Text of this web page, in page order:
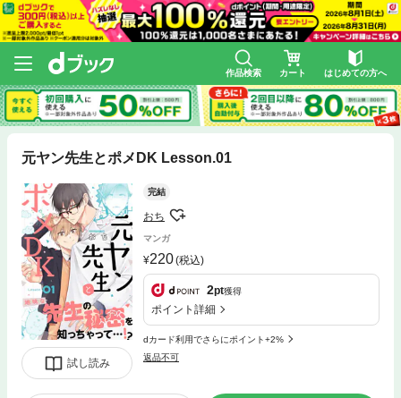
作品検索 カート はじめての方へ
元ヤン先生とポメDK Lesson.01
試し読み
完結
おち
マンガ
220(税込)
2pt獲得
ポイント詳細
dカード利用でさらにポイント+2%
返品不可